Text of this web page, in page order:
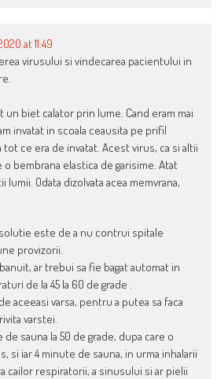
at 11:49
virusului si vindecarea pacientului in
biet calator prin lume. Cand eram mai
invatat in scoala ceausita pe prifil
ce era de invatat. Acest virus, ca si altii
bembrana elastica de garisime. Atat
Odata dizolvata acea memvrana,
este de a nu contrui spitale
provizorii.
ar trebui sa fie bagat automat in
de la 45 la 60 de grade .
aceeasi varsa, pentru a putea sa faca
varstei.
de sauna la 50 de grade, dupa care o
si iar 4 minute de sauna, in urma inhalarii
cailor respiratorii, a sinusului si ar pielii